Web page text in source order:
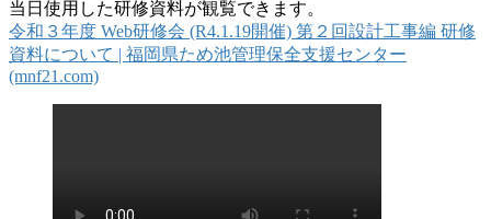
当日使用した研修資料が観覧できます。
令和３年度 Web研修会 (R4.1.19開催) 第２回設計工事編 研修
資料について | 福岡県ため池管理保全支援センター
(mnf21.com)